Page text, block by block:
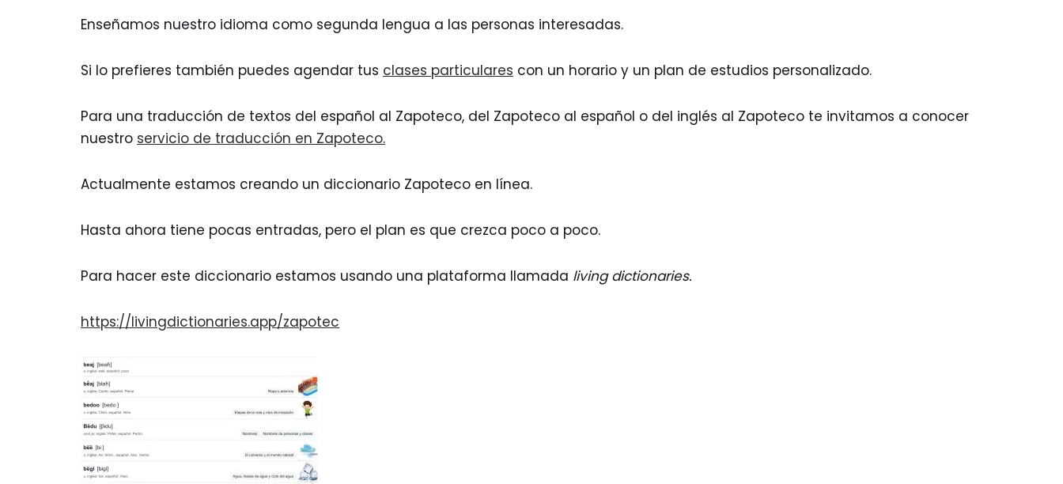
Enseñamos nuestro idioma como segunda lengua a las personas interesadas.
Si lo prefieres también puedes agendar tus clases particulares con un horario y un plan de estudios personalizado.
Para una traducción de textos del español al Zapoteco, del Zapoteco al español o del inglés al Zapoteco te invitamos a conocer
nuestro servicio de traducción en Zapoteco.
Actualmente estamos creando un diccionario Zapoteco en línea.
Hasta ahora tiene pocas entradas, pero el plan es que crezca poco a poco.
Para hacer este diccionario estamos usando una plataforma llamada living dictionaries.
https://livingdictionaries.app/zapotec